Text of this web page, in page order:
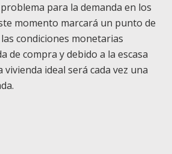
para la demanda en los
momento marcará un punto de
condiciones monetarias
de compra y debido a la escasa
ideal será cada vez una